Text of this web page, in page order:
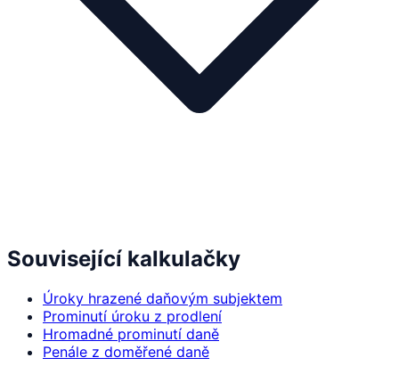
Související kalkulačky
Úroky hrazené daňovým subjektem
Prominutí úroku z prodlení
Hromadné prominutí daně
Penále z doměřené daně